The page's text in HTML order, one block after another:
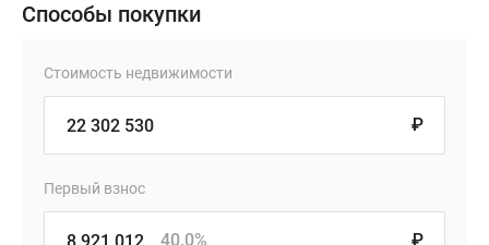
Способы покупки
Стоимость недвижимости
₽
Первый взнос
₽
40.0%